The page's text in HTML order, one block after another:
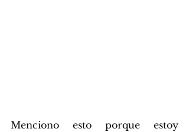
Menciono esto porque estoy